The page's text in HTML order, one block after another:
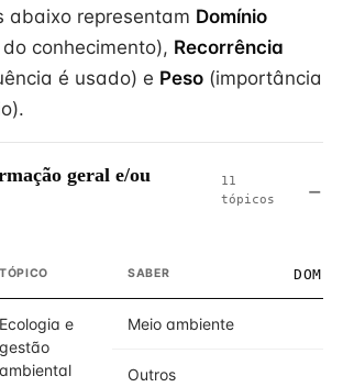
abaixo representam Domínio
conhecimento), Recorrência
é usado) e Peso (importância
geral e/ou
11
tópicos
TÓPICO SABER
Ecologia e
gestão
ambiental
Meio ambiente
Outros